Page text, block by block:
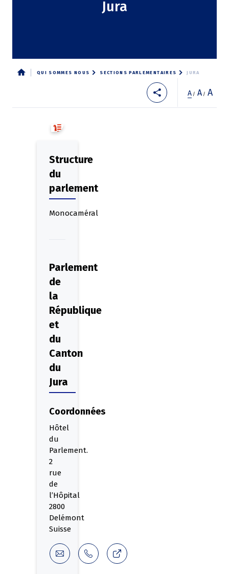
Jura
d'Ariane
QUI SOMMES NOUS SECTIONS PARLEMENTAIRES JURA
A / A / A
Structure
du
parlement
Monocaméral
Parlement
de
la
République
et
du
Canton
du
Jura
Coordonnées
Hôtel
du
Parlement.
2
rue
de
l’Hôpital
2800
Delémont
Suisse